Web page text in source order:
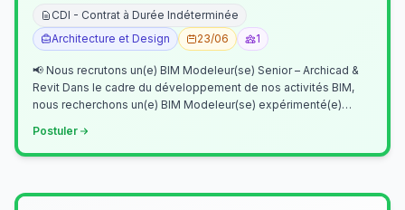
CDI - Contrat à Durée Indéterminée
Architecture et Design
23/06 1
📢 Nous recrutons un(e) BIM Modeleur(se) Senior – Archicad &
Revit Dans le cadre du développement de nos activités BIM,
nous recherchons un(e) BIM Modeleur(se) expérimenté(e)
Postuler